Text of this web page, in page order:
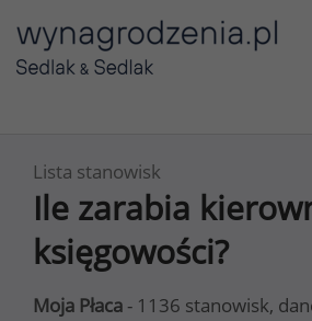
Lista stanowisk
Ile zarabia
księgowości?
Moja Płaca - 1136 stanowisk,